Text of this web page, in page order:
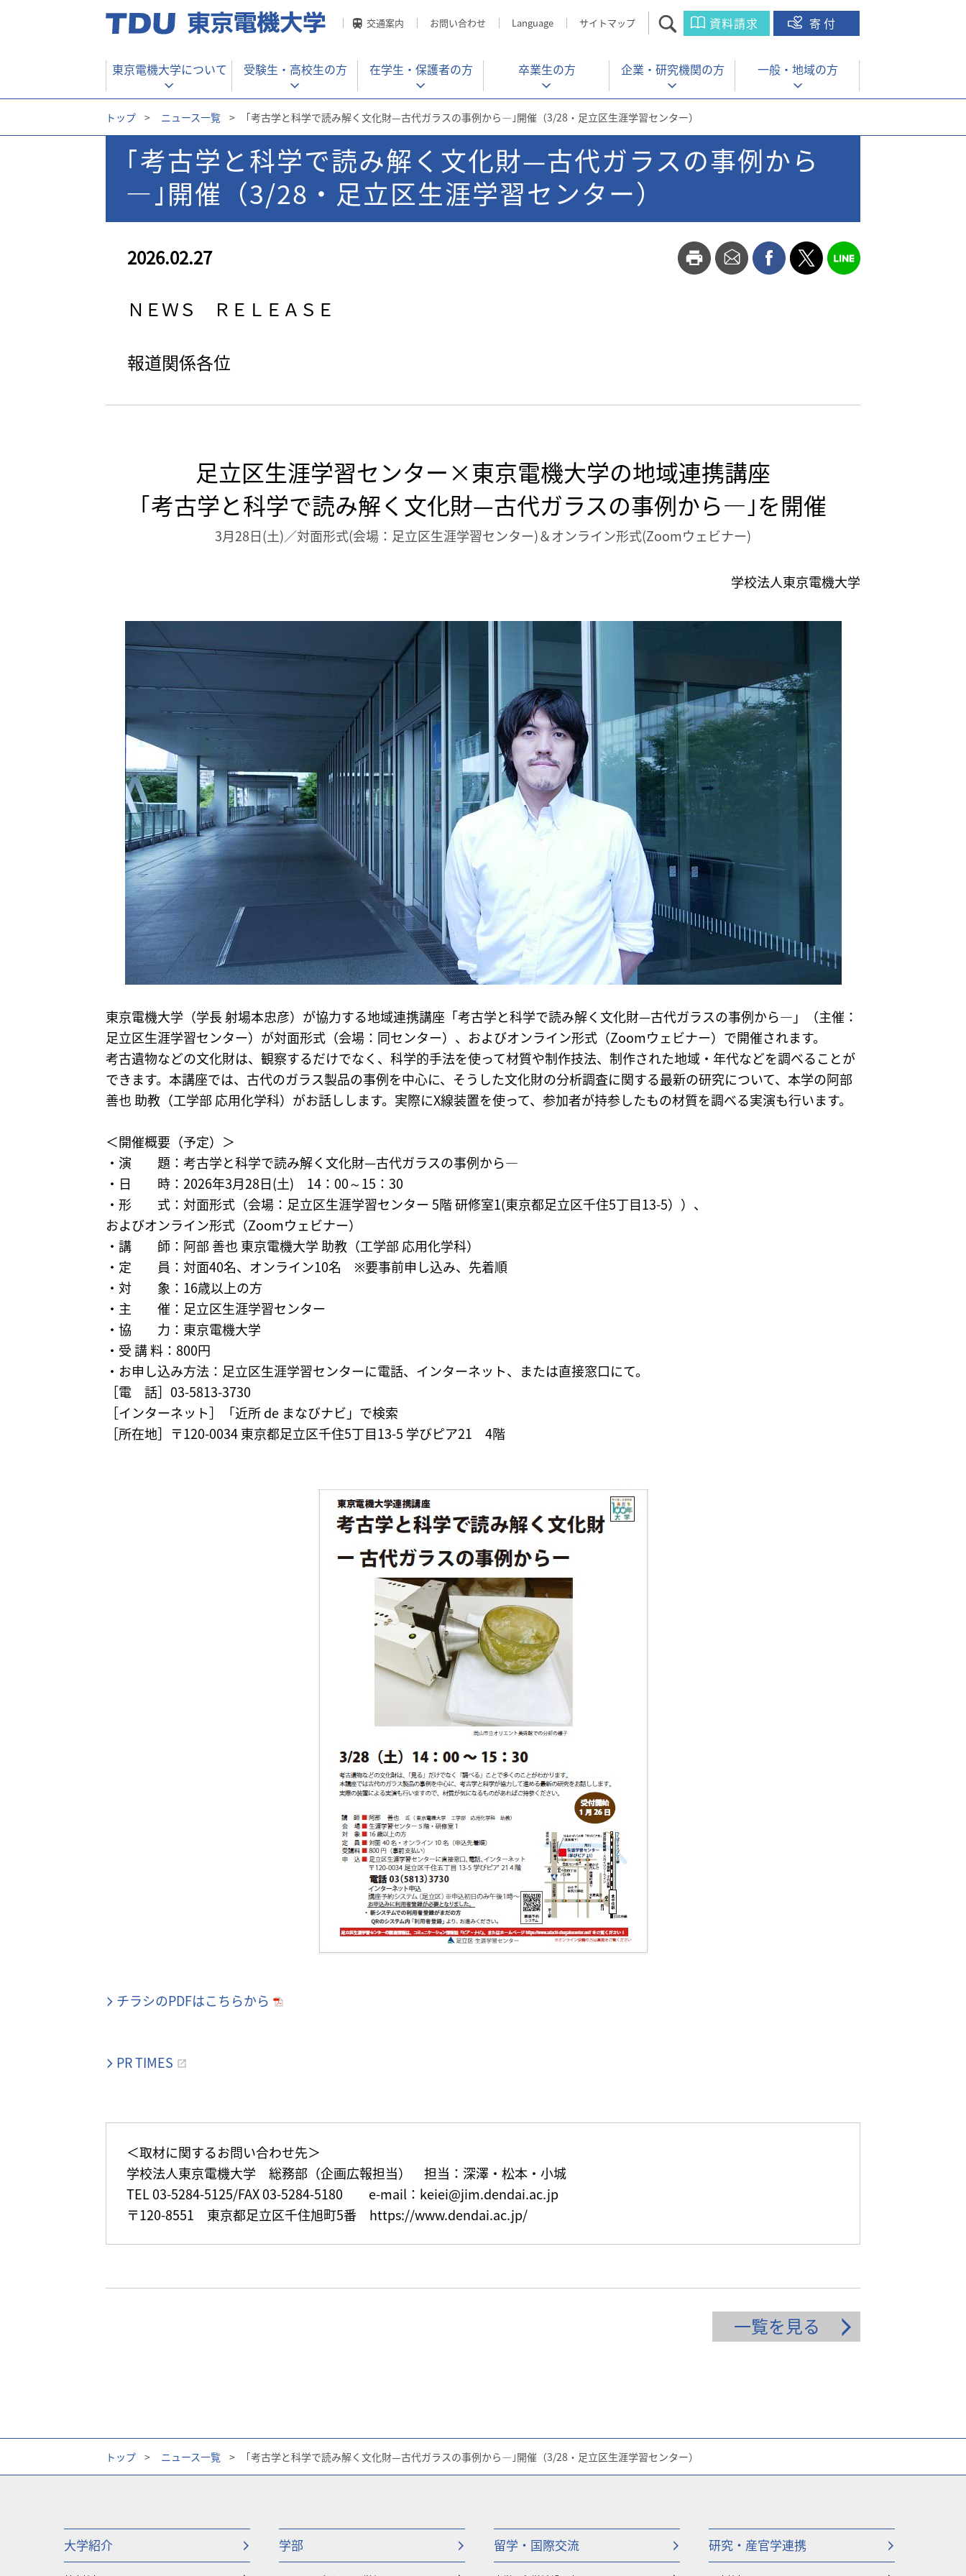
交通案内 お問い合わせ Language サイトマップ 資料請求 寄付
東京電機大学について 受験生・ 高校生の方 在学生・ 保護者の方 卒業生の方 企業・ 研究機関の方 一般・ 地域の方
トップ > ニュース一覧 > ｢考古学と科学で読み解く文化財—古代ガラスの事例から—｣開催（3/28・足立区生涯学習センター）
｢考古学と科学で読み解く文化財—古代ガラスの事例から
—｣開催（3/28・足立区生涯学習センター）
2026.02.27
ＮＥＷＳ ＲＥＬＥＡＳＥ
報道関係各位
足立区生涯学習センター×東京電機大学の地域連携講座
｢考古学と科学で読み解く文化財—古代ガラスの事例から—｣を開催
3月28日(土)／対面形式(会場：足立区生涯学習センター)＆オンライン形式(Zoomウェビナー)
学校法人東京電機大学
東京電機大学（学長 射場本忠彦）が協力する地域連携講座「考古学と科学で読み解く文化財—古代ガラスの事例から—」（主催：
足立区生涯学習センター）が対面形式（会場：同センター）、およびオンライン形式（Zoomウェビナー）で開催されます。
考古遺物などの文化財は、観察するだけでなく、科学的手法を使って材質や制作技法、制作された地域・年代などを調べることが
できます。本講座では、古代のガラス製品の事例を中心に、そうした文化財の分析調査に関する最新の研究について、本学の阿部
善也 助教（工学部 応用化学科）がお話しします。実際にX線装置を使って、参加者が持参したもの材質を調べる実演も行います。
＜開催概要（予定）＞
・演 題：考古学と科学で読み解く文化財—古代ガラスの事例から—
・日 時：2026年3月28日(土) 14：00～15：30
・形 式：対面形式（会場：足立区生涯学習センター 5階 研修室1(東京都足立区千住5丁目13-5））、
およびオンライン形式（Zoomウェビナー）
・講 師：阿部 善也 東京電機大学 助教（工学部 応用化学科）
・定 員：対面40名、オンライン10名 ※要事前申し込み、先着順
・対 象：16歳以上の方
・主 催：足立区生涯学習センター
・協 力：東京電機大学
・受 講 料：800円
・お申し込み方法：足立区生涯学習センターに電話、インターネット、または直接窓口にて。
［電 話］03-5813-3730
［インターネット］「近所 de まなびナビ」で検索
［所在地］〒120-0034 東京都足立区千住5丁目13-5 学びピア21 4階
チラシのPDFはこちらから
PR TIMES
＜取材に関するお問い合わせ先＞
学校法人東京電機大学 総務部（企画広報担当） 担当：深澤・松本・小城
TEL 03-5284-5125/FAX 03-5284-5180 e-mail：keiei@jim.dendai.ac.jp
〒120-8551 東京都足立区千住旭町5番 https://www.dendai.ac.jp/
一覧を見る
トップ > ニュース一覧 > ｢考古学と科学で読み解く文化財—古代ガラスの事例から—｣開催（3/28・足立区生涯学習センター）
大学紹介 学部 留学・国際交流 研究・産官学連携